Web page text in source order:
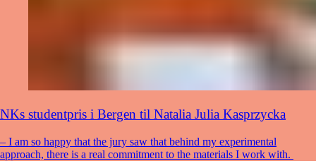
NKs studentpris i Bergen til Natalia Julia Kasprzycka
– I am so happy that the jury saw that behind my experimental
approach, there is a real commitment to the materials I work with.